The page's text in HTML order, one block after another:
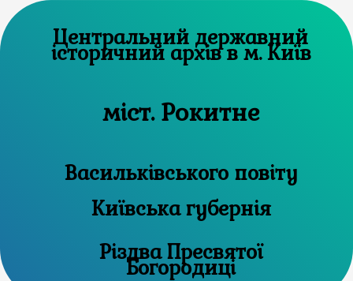
Центральний державний
історичний архів в м. Київ
міст. Рокитне
Васильківського повіту
Київська губернія
Різдва Пресвятої
Богородиці